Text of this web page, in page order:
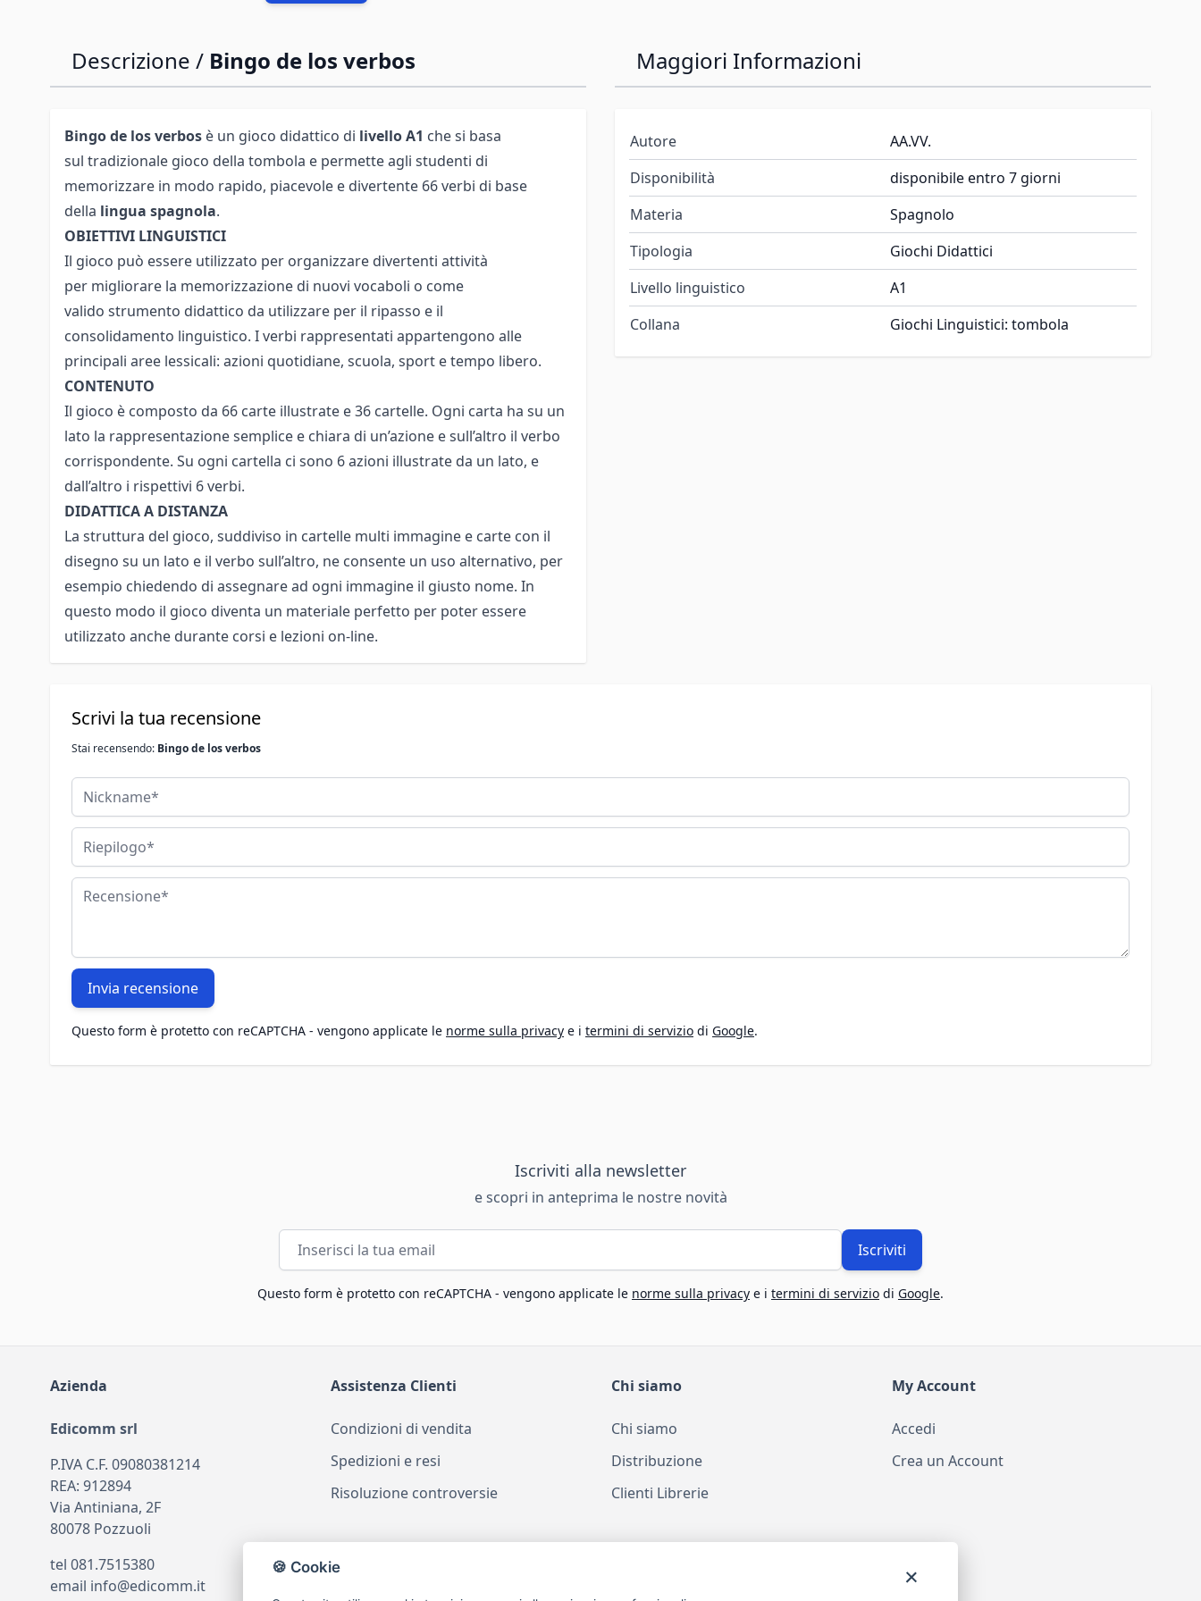
Descrizione / Bingo de los verbos
Bingo de los verbos è un gioco didattico di livello A1 che si basa
sul tradizionale gioco della tombola e permette agli studenti di
memorizzare in modo rapido, piacevole e divertente 66 verbi di base
della lingua spagnola.
OBIETTIVI LINGUISTICI
Il gioco può essere utilizzato per organizzare divertenti attività
per migliorare la memorizzazione di nuovi vocaboli o come
valido strumento didattico da utilizzare per il ripasso e il
consolidamento linguistico. I verbi rappresentati appartengono alle
principali aree lessicali: azioni quotidiane, scuola, sport e tempo libero.
CONTENUTO
Il gioco è composto da 66 carte illustrate e 36 cartelle. Ogni carta ha su un
lato la rappresentazione semplice e chiara di un’azione e sull’altro il verbo
corrispondente. Su ogni cartella ci sono 6 azioni illustrate da un lato, e
dall’altro i rispettivi 6 verbi.
DIDATTICA A DISTANZA
La struttura del gioco, suddiviso in cartelle multi immagine e carte con il
disegno su un lato e il verbo sull’altro, ne consente un uso alternativo, per
esempio chiedendo di assegnare ad ogni immagine il giusto nome. In
questo modo il gioco diventa un materiale perfetto per poter essere
utilizzato anche durante corsi e lezioni on-line.
Maggiori Informazioni
Autore
AA.VV.
Disponibilità
disponibile entro 7 giorni
Materia
Spagnolo
Tipologia
Giochi Didattici
Livello linguistico
A1
Collana
Giochi Linguistici: tombola
Scrivi la tua recensione
Stai recensendo: Bingo de los verbos
Nickname
Riepilogo
Recensione
Invia recensione
Questo form è protetto con reCAPTCHA - vengono applicate le norme sulla privacy e i termini di servizio di Google.
Iscriviti alla newsletter
e scopri in anteprima le nostre novità
Indirizzo email
Iscriviti
Questo form è protetto con reCAPTCHA - vengono applicate le norme sulla privacy e i termini di servizio di Google.
Azienda
Edicomm srl
P.IVA C.F. 09080381214
REA: 912894
Via Antiniana, 2F
80078 Pozzuoli
tel 081.7515380
email info@edicomm.it
Assistenza Clienti
Condizioni di vendita
Spedizioni e resi
Risoluzione controversie
Chi siamo
Chi siamo
Distribuzione
Clienti Librerie
My Account
Accedi
Crea un Account
🍪 Cookie